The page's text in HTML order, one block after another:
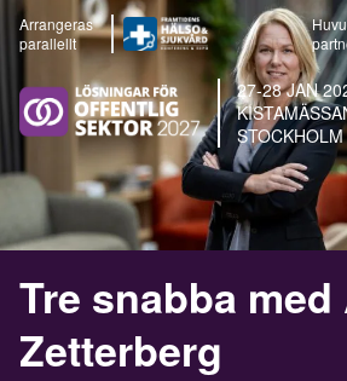
Arrangeras
parallellt
27-28 JAN
STOCKHOLM
Tre snabba med
Zetterberg